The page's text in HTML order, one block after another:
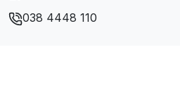
038 4448 110